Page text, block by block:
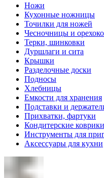
Ножи
Кухонные ножницы
Точилки для ножей
Чесночницы и
Терки, шинковки
Дуршлаги и сита
Крышки
Разделочные доски
Подносы
Хлебницы
Емкости для хранения
Подставки и
Прихватки, фартуки
Кондитерские коврики
Инструменты для
Аксессуары для кухни